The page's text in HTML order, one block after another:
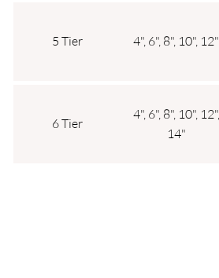
5 Tier 4", 6", 8", 10", 12"
6 Tier
4", 6", 8", 10", 12",
14"